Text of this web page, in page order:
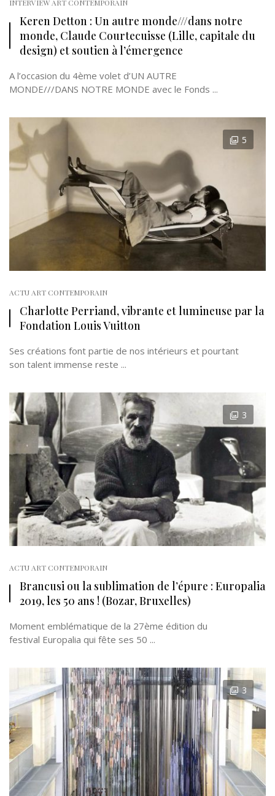
INTERVIEW ART CONTEMPORAIN
Keren Detton : Un autre monde///dans notre
monde, Claude Courtecuisse (Lille, capitale du
design) et soutien à l’émergence
A l’occasion du 4ème volet d’UN AUTRE
MONDE///DANS NOTRE MONDE avec le Fonds ...
5
ACTU ART CONTEMPORAIN
Charlotte Perriand, vibrante et lumineuse par la
Fondation Louis Vuitton
Ses créations font partie de nos intérieurs et pourtant
son talent immense reste ...
3
ACTU ART CONTEMPORAIN
Brancusi ou la sublimation de l’épure : Europalia
2019, les 50 ans ! (Bozar, Bruxelles)
Moment emblématique de la 27ème édition du
festival Europalia qui fête ses 50 ...
3